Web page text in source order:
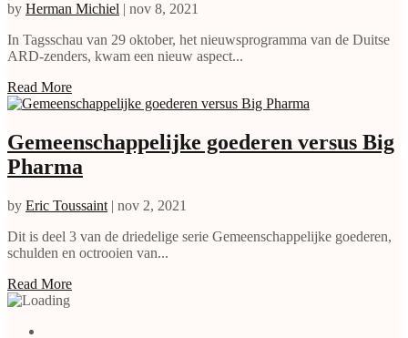
by Herman Michiel | nov 8, 2021
In Tagsschau van 29 oktober, het nieuwsprogramma van de Duitse
ARD-zenders, kwam een nieuw aspect...
Read More
Gemeenschappelijke goederen versus Big
Pharma
by Eric Toussaint | nov 2, 2021
Dit is deel 3 van de driedelige serie Gemeenschappelijke goederen,
schulden en octrooien van...
Read More